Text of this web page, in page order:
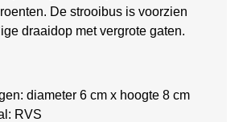
De strooibus is voorzien
draaidop met vergrote gaten.
diameter 6 cm x hoogte 8 cm
RVS